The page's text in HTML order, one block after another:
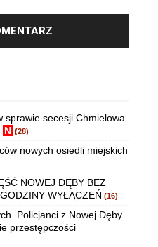
sprawie secesji Chmielowa.
N (28)
nowych osiedli miejskich
NOWEJ DĘBY BEZ
WYŁĄCZEŃ (16)
Policjanci z Nowej Dęby
przestępczości